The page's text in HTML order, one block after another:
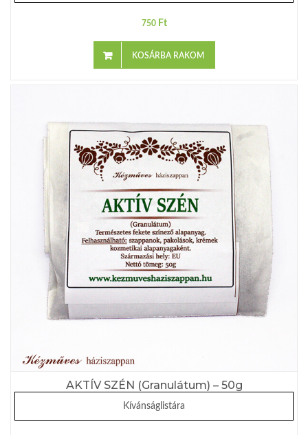
750 Ft
KOSÁRBA RAKOM
AKTÍV SZÉN (Granulátum) – 50g
Kívánságlistára